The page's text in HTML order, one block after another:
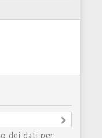
dei dati per